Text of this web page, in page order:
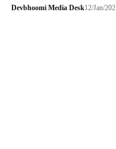
Devbhoomi Media Desk12/Jan/